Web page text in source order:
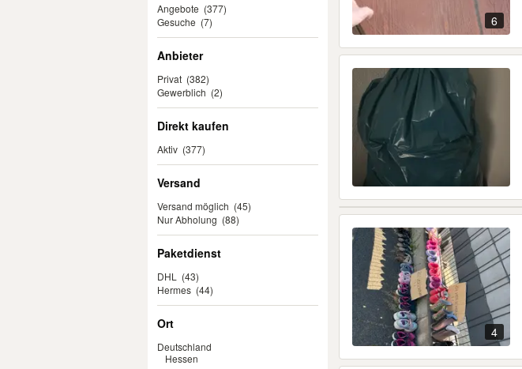
Angebote (377)
Gesuche (7)
Anbieter
Privat (382)
Gewerblich (2)
Direkt kaufen
Aktiv (377)
Versand
Versand möglich (45)
Nur Abholung (88)
Paketdienst
DHL
(43)
Hermes (44)
Ort
Deutschland
Hessen
6
4